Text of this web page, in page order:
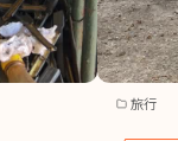
旅行